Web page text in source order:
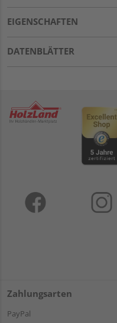
EIGENSCHAFTEN
DATENBLÄTTER
Zahlungsarten
PayPal